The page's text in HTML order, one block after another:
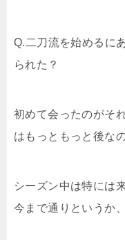
Q.二刀流を始めるに
られた？
初めて会ったのがそ
はもっともっと後なの
シーズン中は特には
今まで通りというか、